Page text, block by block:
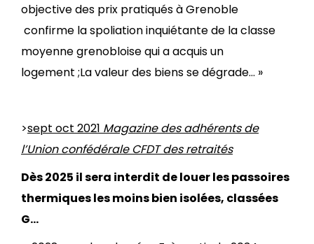
objective des prix pratiqués à Grenoble
confirme la spoliation inquiétante de la classe
moyenne grenobloise qui a acquis un
logement ;La valeur des biens se dégrade… »
>sept oct 2021 Magazine des adhérents de
l’Union confédérale CFDT des retraités
Dès 2025 il sera interdit de louer les passoires
thermiques les moins bien isolées, classées
G…